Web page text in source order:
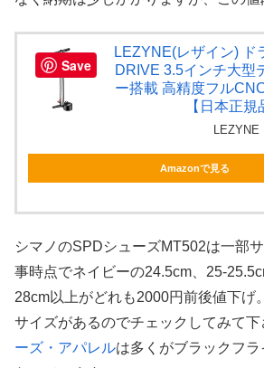
LEZYNE(レザイン) ド
DRIVE 3.5インチ大型
ー搭載 高精度フル
【日本正規
LEZYNE
Amazonで見る
シマノのSPDシューズMT502は一部
事時点でネイビーの24.5cm、25-
28cm以上がどれも2000円前後値下げ
サイズがあるのでチェックしてみて下
ーズ・アパレルは多くがブラックフ
Save